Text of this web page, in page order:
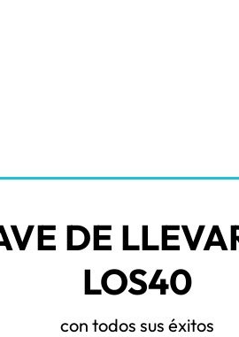
DE
LOS40
con todos sus éxitos